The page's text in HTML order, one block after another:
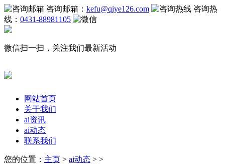
咨询邮箱： kefu@qiye126.com
咨询热
线： 0431-88981105
微信扫一扫，关注我们最新活动
网站首页
关于我们
ai资讯
ai动态
联系我们
您的位置： 主页 > ai动态 > >